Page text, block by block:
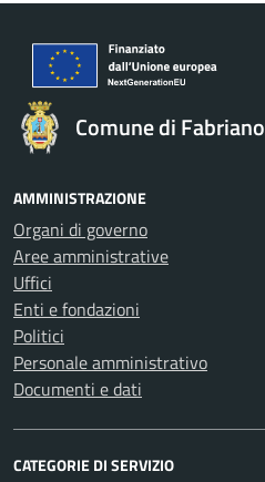
Comune di Fabriano
AMMINISTRAZIONE
Organi di governo
Aree amministrative
Uffici
Enti e fondazioni
Politici
Personale amministrativo
Documenti e dati
CATEGORIE DI SERVIZIO